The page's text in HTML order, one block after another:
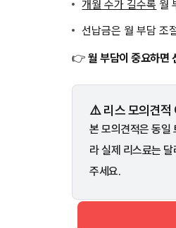
개월 수가 길수록 월
선납금은 월 부담 조
👉 월 부담이 중요하면
⚠️ 리스 모의견적
본 모의견적은 동일
라 실제 리스료는 달
주세요.